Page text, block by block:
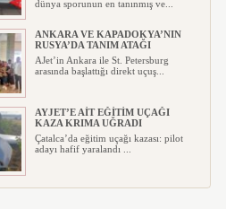
dünya sporunun en tanınmış ve...
ANKARA VE KAPADOKYA’NIN
RUSYA’DA TANIM ATAĞI
AJet’in Ankara ile St. Petersburg
arasında başlattığı direkt uçuş...
AYJET’E AİT EĞİTİM UÇAĞI
KAZA KRIMA UĞRADI
Çatalca’da eğitim uçağı kazası: pilot
adayı hafif yaralandı ...
TÜRKİYE VE VİETNAM ARASINDA